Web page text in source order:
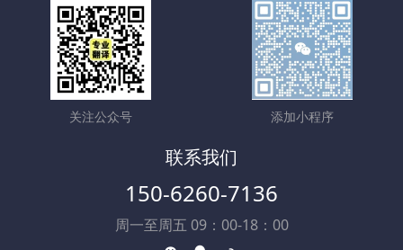
关注公众号 添加小程序
联系我们
150-6260-7136
周一至周五 09：00-18：00